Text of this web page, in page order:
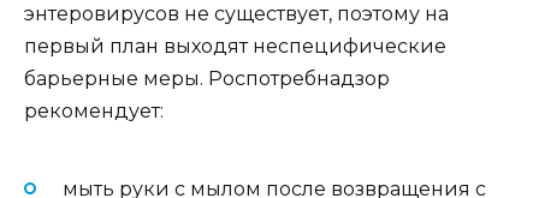
энтеровирусов не существует, поэтому на
первый план выходят неспецифические
барьерные меры. Роспотребнадзор
рекомендует:
мыть руки с мылом после возвращения с